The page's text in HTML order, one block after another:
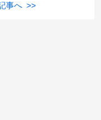
事へ >>